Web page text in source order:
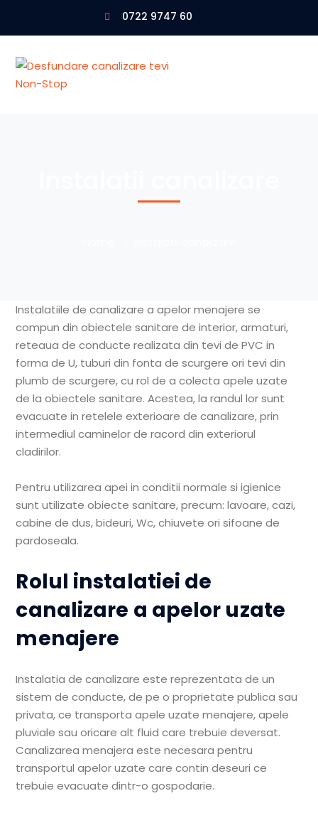
0722 9747 60
Instalatiile de canalizare a apelor menajere se
compun din obiectele sanitare de interior, armaturi,
reteaua de conducte realizata din tevi de PVC in
forma de U, tuburi din fonta de scurgere ori tevi din
plumb de scurgere, cu rol de a colecta apele uzate
de la obiectele sanitare. Acestea, la randul lor sunt
evacuate in retelele exterioare de canalizare, prin
intermediul caminelor de racord din exteriorul
cladirilor.
Pentru utilizarea apei in conditii normale si igienice
sunt utilizate obiecte sanitare, precum: lavoare, cazi,
cabine de dus, bideuri, Wc, chiuvete ori sifoane de
pardoseala.
Rolul instalatiei de
canalizare a apelor uzate
menajere
Instalatia de canalizare este reprezentata de un
sistem de conducte, de pe o proprietate publica sau
privata, ce transporta apele uzate menajere, apele
pluviale sau oricare alt fluid care trebuie deversat.
Canalizarea menajera este necesara pentru
transportul apelor uzate care contin deseuri ce
trebuie evacuate dintr-o gospodarie.